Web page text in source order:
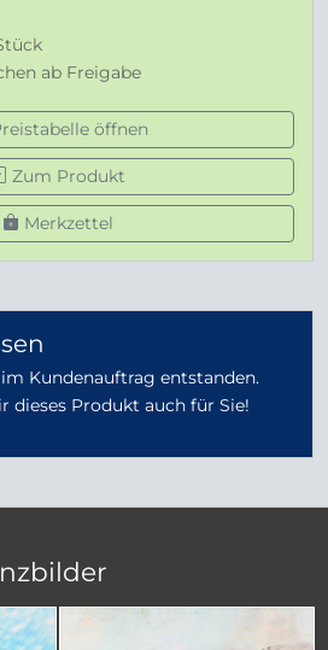
ab Freigabe
öffnen
Zum Produkt
Merkzettel
Kundenauftrag entstanden.
dieses Produkt auch für Sie!